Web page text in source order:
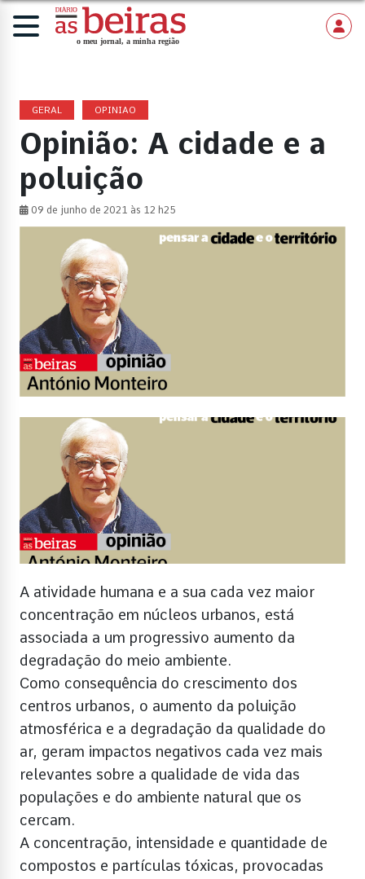
GERAL OPINIAO
Opinião: A cidade e a
poluição
09 de junho de 2021 às 12 h25
A atividade humana e a sua cada vez maior
concentração em núcleos urbanos, está
associada a um progressivo aumento da
degradação do meio ambiente.
Como consequência do crescimento dos
centros urbanos, o aumento da poluição
atmosférica e a degradação da qualidade do
ar, geram impactos negativos cada vez mais
relevantes sobre a qualidade de vida das
populações e do ambiente natural que os
cercam.
A concentração, intensidade e quantidade de
compostos e partículas tóxicas, provocadas